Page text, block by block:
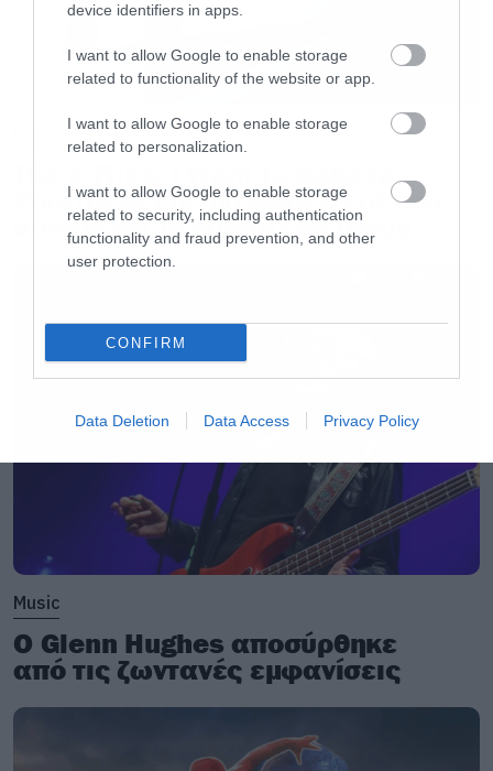
device identifiers in apps.
I want to allow Google to enable storage
related to functionality of the website or app.
I want to allow Google to enable storage
related to personalization.
I want to allow Google to enable storage
related to security, including authentication
functionality and fraud prevention, and other
user protection.
CONFIRM
Data Deletion Data Access Privacy Policy
Movies
The X-Files: I Want to Believe –
Επιστρέφει με director’s cut που
υπόσχεται περισσότερο τρόμο
Music
Ο Glenn Hughes αποσύρθηκε
από τις ζωντανές εμφανίσεις